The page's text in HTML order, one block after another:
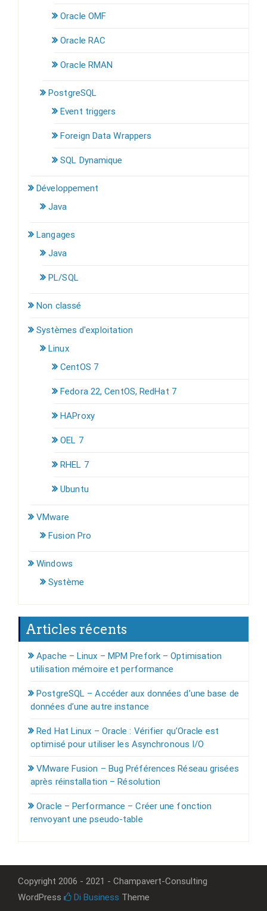
Oracle OMF
Oracle RAC
Oracle RMAN
PostgreSQL
Event triggers
Foreign Data Wrappers
SQL Dynamique
Développement
Java
Langages
Java
PL/SQL
Non classé
Systèmes d'exploitation
Linux
CentOS 7
Fedora 22, CentOS, RedHat 7
HAProxy
OEL 7
RHEL 7
Ubuntu
VMware
Fusion Pro
Windows
Système
Articles récents
Apache – Linux – MPM Prefork – Optimisation
utilisation mémoire et performance
PostgreSQL – Accéder aux données d’une base de
données d’une autre instance
Red Hat Linux – Oracle : Vérifier qu’Oracle est
optimisé pour utiliser les Asynchronous I/O
VMware Fusion – Bug Préférences Réseau grisées
après réinstallation – Résolution
Oracle – Performance – Créer une fonction
renvoyant une pseudo-table
Copyright 2006 - 2021 - Champavert-Consulting
WordPress
Di Business Theme